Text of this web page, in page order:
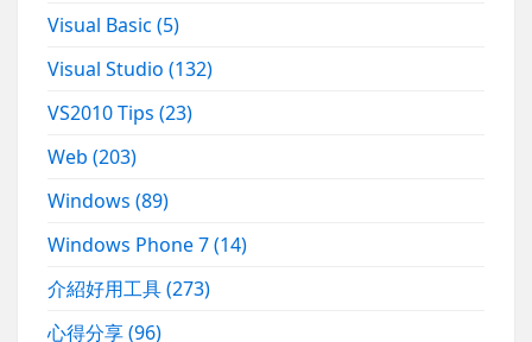
Visual Basic(5)
Visual Studio(132)
VS2010 Tips(23)
Web(203)
Windows(89)
Windows Phone 7(14)
介紹好用工具(273)
心得分享(96)